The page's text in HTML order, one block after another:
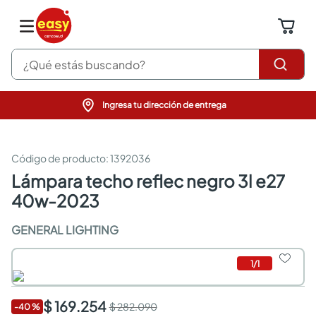
¿Qué estás buscando?
Ingresa tu dirección de entrega
:1392036
lámpara techo reflec negro 3l e27
40w-2023
GENERAL LIGHTING
1/1
-40% $ 169.254$ 282.090
pinturas
sanitarios
comedor
escritorio
armarios closet
comedores